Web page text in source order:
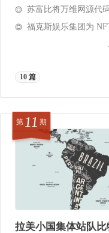
苏富比将万维网源代
10 篇
拉美小国集体站队比
第 11 期